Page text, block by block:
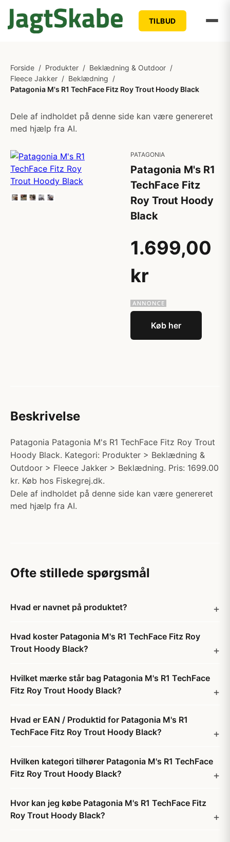
TILBUD
Forside / Produkter / Beklædning & Outdoor /
Fleece Jakker / Beklædning /
Patagonia M's R1 TechFace Fitz Roy Trout Hoody Black
Dele af indholdet på denne side kan være genereret
med hjælp fra AI.
PATAGONIA
Patagonia M's R1
TechFace Fitz
Roy Trout Hoody
Black
1.699,00
kr
Køb her
Beskrivelse
Patagonia Patagonia M's R1 TechFace Fitz Roy Trout
Hoody Black. Kategori: Produkter > Beklædning &
Outdoor > Fleece Jakker > Beklædning. Pris: 1699.00
kr. Køb hos Fiskegrej.dk.
Dele af indholdet på denne side kan være genereret
med hjælp fra AI.
Ofte stillede spørgsmål
Hvad er navnet på produktet?
Hvad koster Patagonia M's R1 TechFace Fitz Roy
Trout Hoody Black?
Hvilket mærke står bag Patagonia M's R1 TechFace
Fitz Roy Trout Hoody Black?
Hvad er EAN / Produktid for Patagonia M's R1
TechFace Fitz Roy Trout Hoody Black?
Hvilken kategori tilhører Patagonia M's R1 TechFace
Fitz Roy Trout Hoody Black?
Hvor kan jeg købe Patagonia M's R1 TechFace Fitz
Roy Trout Hoody Black?